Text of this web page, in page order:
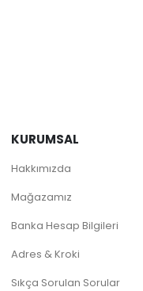
KURUMSAL
Hakkımızda
Mağazamız
Banka Hesap Bilgileri
Adres & Kroki
Sıkça Sorulan Sorular